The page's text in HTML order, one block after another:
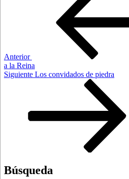
Anterior
a la Reina
Siguiente
Siguiente Los convidados de piedra
Búsqueda